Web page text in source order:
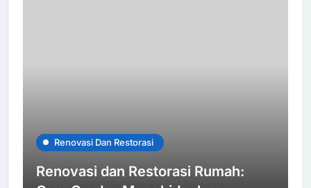
Renovasi Dan Restorasi
Renovasi dan Restorasi Rumah: